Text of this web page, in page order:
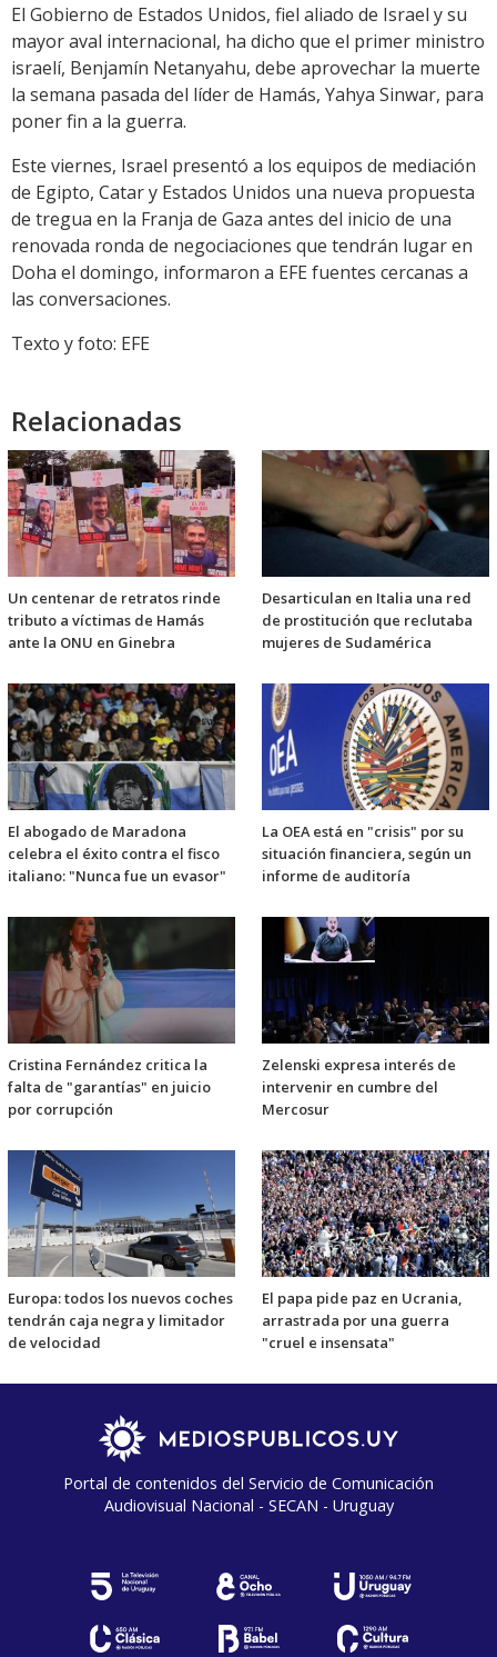
El Gobierno de Estados Unidos, fiel aliado de Israel y su
mayor aval internacional, ha dicho que el primer ministro
israelí, Benjamín Netanyahu, debe aprovechar la muerte
la semana pasada del líder de Hamás, Yahya Sinwar, para
poner fin a la guerra.
Este viernes, Israel presentó a los equipos de mediación
de Egipto, Catar y Estados Unidos una nueva propuesta
de tregua en la Franja de Gaza antes del inicio de una
renovada ronda de negociaciones que tendrán lugar en
Doha el domingo, informaron a EFE fuentes cercanas a
las conversaciones.
Texto y foto: EFE
Relacionadas
Un centenar de retratos rinde
tributo a víctimas de Hamás
ante la ONU en Ginebra
Desarticulan en Italia una red
de prostitución que reclutaba
mujeres de Sudamérica
El abogado de Maradona
celebra el éxito contra el fisco
italiano: "Nunca fue un evasor"
La OEA está en "crisis" por su
situación financiera, según un
informe de auditoría
Cristina Fernández critica la
falta de "garantías" en juicio
por corrupción
Zelenski expresa interés de
intervenir en cumbre del
Mercosur
Europa: todos los nuevos coches
tendrán caja negra y limitador
de velocidad
El papa pide paz en Ucrania,
arrastrada por una guerra
"cruel e insensata"
Portal de contenidos del Servicio de Comunicación
Audiovisual Nacional - SECAN - Uruguay